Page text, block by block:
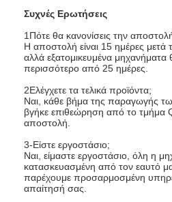
Συχνές Ερωτήσεις
1Πότε θα κανονίσεις την
Η αποστολή είναι 15 ημέρες
αλλά εξατομικευμένα μηχανήματα
περισσότερο από 25 ημέρες.
2Ελέγχετε τα τελικά προϊόντα;
Ναι, κάθε βήμα της παραγωγής
βγήκε επιθεώρηση από το τμήμα
αποστολή.
3-Είστε εργοστάσιο;
Ναι, είμαστε εργοστάσιο, όλη η
κατασκευασμένη από τον εαυτό
παρέχουμε προσαρμοσμένη
απαίτησή σας.